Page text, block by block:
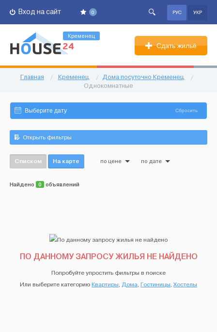
0
Вход на сайт РУС УКР
Кременец
Сдать жильё
Главная / Кременец / Дома посуточно Кременец
/
Однокомнатные
Сбросить
Открыть фильтры
Списком На карте по цене по дате
Найдено 0 объявлений
ПО ДАННОМУ ЗАПРОСУ ЖИЛЬЯ НЕ НАЙДЕНО
Попробуйте упростить фильтры в поиске
Или выберите категориюКвартиры, Дома, Гостиницы, Хостелы